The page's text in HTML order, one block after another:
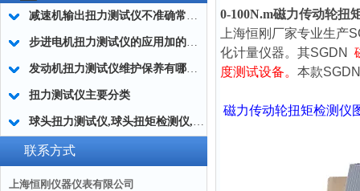
减速机输出扭力测试仪不准确常用的处理方法
步进电机扭力测试仪的应用加的广泛
发动机扭力测试仪维护保养有哪些分类?
扭力测试仪主要分类
球头扭力测试仪,球头扭矩检测仪,汽车球头旋转扭矩测定仪
联系方式
上海恒刚仪器仪表有限公司
0-100N.m磁力传动轮扭
上海恒刚厂家专业生产
化计量仪器。其SGDN
度测试设备。 本款SGDN
磁力传动轮扭矩检测仪